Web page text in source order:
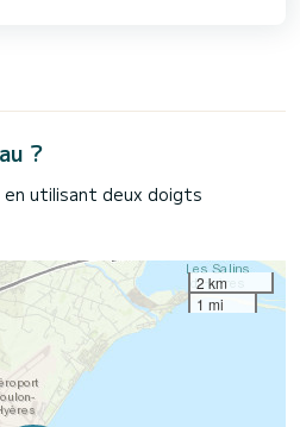
?
en utilisant deux doigts
2 km
1 mi